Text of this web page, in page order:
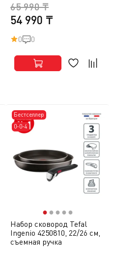
54 990 ₸
65 990 ₸
0 0
Бестселлер
0-0-4
●● ● ● ●
Набор сковород Tefal
Ingenio 4250810, 22/26 см,
съемная ручка